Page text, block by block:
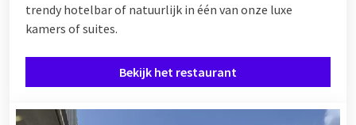
trendy hotelbar of natuurlijk in één van onze luxe
kamers of suites.
Bekijk het restaurant